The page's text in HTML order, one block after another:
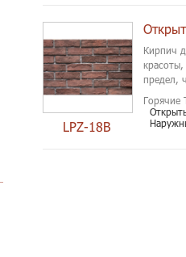
LPZ-18B
Кирпич
красоты,
предел,
Горячие